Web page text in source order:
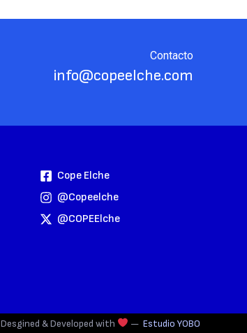
Contacto
info@copeelche.com
Cope Elche
@copeelche
@COPEElche
Desgined & Developed with — Estudio YOBO